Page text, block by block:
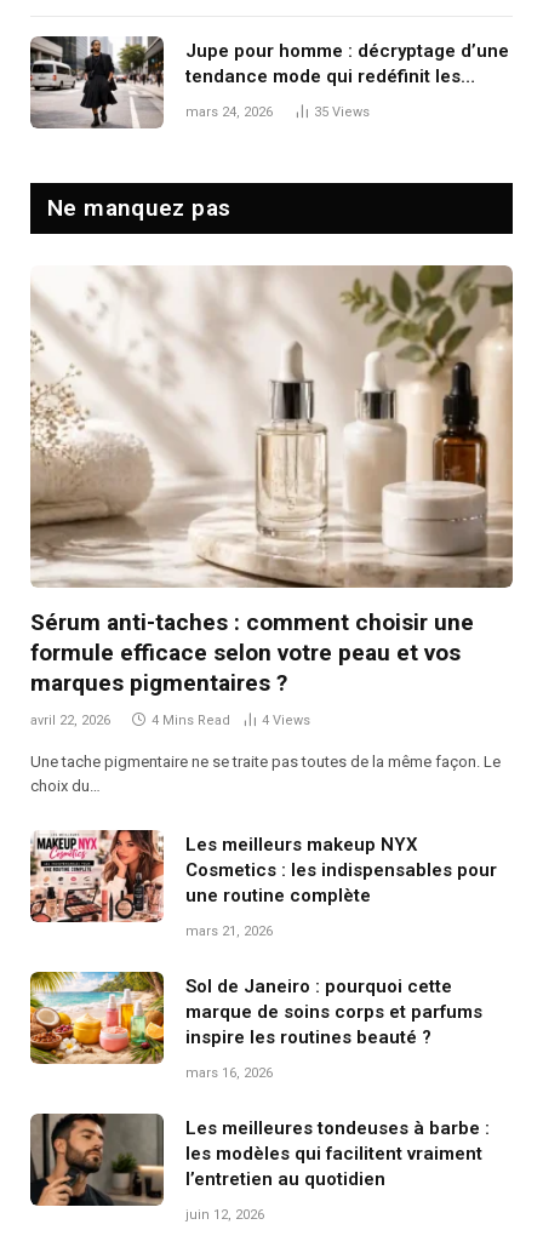
Jupe pour homme : décryptage d’une
tendance mode qui redéfinit les
codes masculins
mars 24, 2026 35 Views
Ne manquez pas
Sérum anti-taches : comment choisir une
formule efficace selon votre peau et vos
marques pigmentaires ?
avril 22, 2026 4 Mins Read 4 Views
Une tache pigmentaire ne se traite pas toutes de la même façon. Le
choix du…
Les meilleurs makeup NYX
Cosmetics : les indispensables pour
une routine complète
mars 21, 2026
Sol de Janeiro : pourquoi cette
marque de soins corps et parfums
inspire les routines beauté ?
mars 16, 2026
Les meilleures tondeuses à barbe :
les modèles qui facilitent vraiment
l’entretien au quotidien
juin 12, 2026